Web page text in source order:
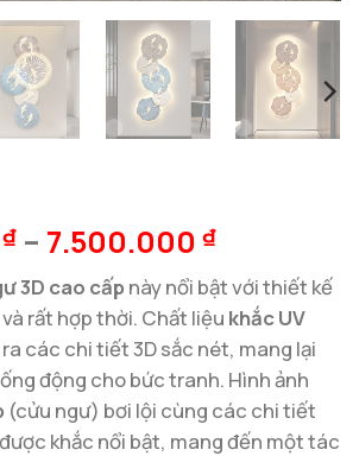
₫ – 7.500.000 ₫
3D cao cấp này nổi bật với thiết kế
rất hợp thời. Chất liệu khắc UV
các chi tiết 3D sắc nét, mang lại
động cho bức tranh. Hình ảnh
(cửu ngư) bơi lội cùng các chi tiết
khắc nổi bật, mang đến một tác